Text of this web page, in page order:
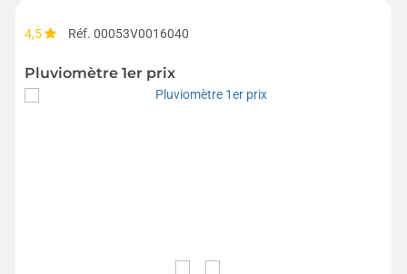
4,5 Réf. 00053V0016040
Pluviomètre 1er prix